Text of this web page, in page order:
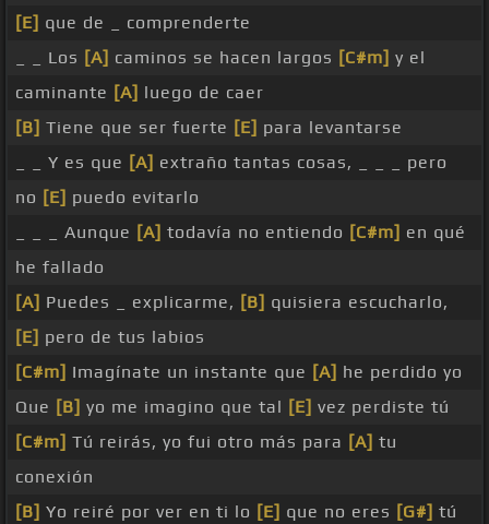
[E] que de _ comprenderte
_ _ Los [A] caminos se hacen largos [C#m] y el
caminante [A] luego de caer
[B] Tiene que ser fuerte [E] para levantarse
_ _ Y es que [A] extraño tantas cosas, _ _ _ pero
no [E] puedo evitarlo
_ _ _ Aunque [A] todavía no entiendo [C#m] en qué
he fallado
[A] Puedes _ explicarme, [B] quisiera escucharlo,
[E] pero de tus labios
[C#m] Imagínate un instante que [A] he perdido yo
Que [B] yo me imagino que tal [E] vez perdiste tú
[C#m] Tú reirás, yo fui otro más para [A] tu
conexión
[B] Yo reiré por ver en ti lo [E] que no eres [G#] tú